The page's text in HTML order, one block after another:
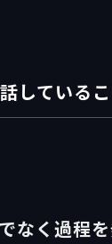
している
なく過程を